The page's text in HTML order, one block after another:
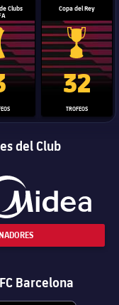
Campeones
Clubs
del Mundial de
Copa del Rey
Copa del
32
TROFEOS
del Club
Barcelona